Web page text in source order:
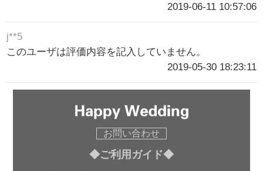
2019-06-11 10:57:06
j**5
このユーザは評価内容を記入していません。
2019-05-30 18:23:11
お問い合わせ
◆ご利用ガイド◆